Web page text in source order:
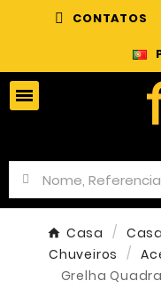
CONTATOS
Casa
Chuveiros
Grelha